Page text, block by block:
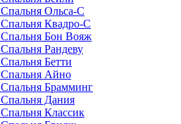
Спальня Ольса-С
Спальня Квадро-С
Спальня Бон Вояж
Спальня Рандеву
Спальня Бетти
Спальня Айно
Спальня Брамминг
Спальня Дания
Спальня Классик